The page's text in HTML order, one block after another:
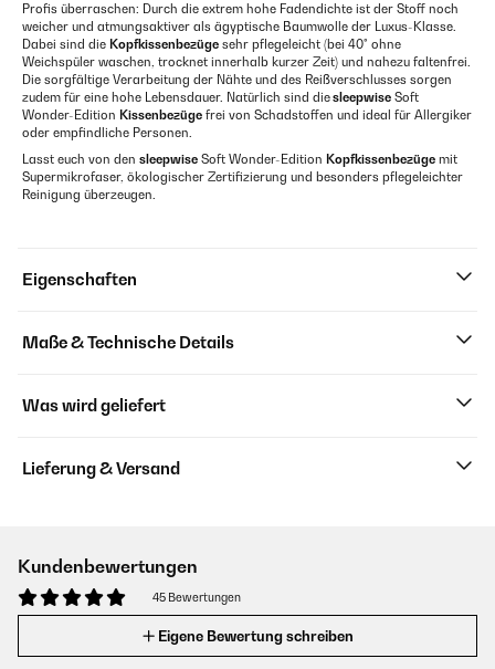
Profis überraschen: Durch die extrem hohe Fadendichte ist der Stoff noch
weicher und atmungsaktiver als ägyptische Baumwolle der Luxus-Klasse.
Dabei sind die Kopfkissenbezüge sehr pflegeleicht (bei 40° ohne
Weichspüler waschen, trocknet innerhalb kurzer Zeit) und nahezu faltenfrei.
Die sorgfältige Verarbeitung der Nähte und des Reißverschlusses sorgen
zudem für eine hohe Lebensdauer. Natürlich sind diesleepwise Soft
Wonder-Edition Kissenbezüge frei von Schadstoffen und ideal für Allergiker
oder empfindliche Personen.
Lasst euch von den sleepwise Soft Wonder-Edition Kopfkissenbezüge mit
Supermikrofaser, ökologischer Zertifizierung und besonders pflegeleichter
Reinigung überzeugen.
Eigenschaften
Maße & Technische Details
Was wird geliefert
Lieferung & Versand
Kundenbewertungen
45 Bewertungen
Eigene Bewertung schreiben